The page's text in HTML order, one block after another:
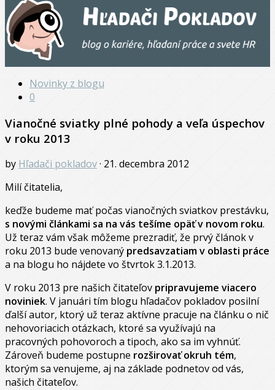
Novinky z blogu
0
Vianočné sviatky plné pohody a veľa úspechov
v roku 2013
by Hľadači pokladov· 21. decembra 2012
Milí čitatelia,
keďže budeme mať počas vianočných sviatkov prestávku,
s novými článkami sa na vás tešíme opäť v novom roku.
Už teraz vám však môžeme prezradiť, že prvý článok v
roku 2013 bude venovaný predsavzatiam v oblasti práce
a na blogu ho nájdete vo štvrtok 3.1.2013.
V roku 2013 pre našich čitateľov pripravujeme viacero
noviniek. V januári tím blogu hľadačov pokladov posilní
ďalší autor, ktorý už teraz aktívne pracuje na článku o nič
nehovoriacich otázkach, ktoré sa využívajú na
pracovných pohovoroch a tipoch, ako sa im vyhnúť.
Zároveň budeme postupne rozširovať okruh tém,
ktorým sa venujeme, aj na základe podnetov od vás,
našich čitateľov.